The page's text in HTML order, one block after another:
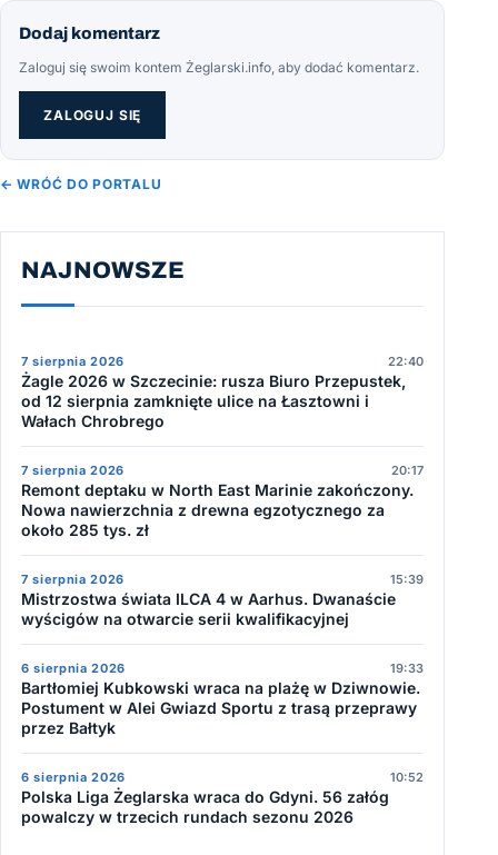
Dodaj komentarz
Zaloguj się swoim kontem Żeglarski.info, aby dodać komentarz.
ZALOGUJ SIĘ
← WRÓĆ DO PORTALU
NAJNOWSZE
7 sierpnia 2026 22:40
Żagle 2026 w Szczecinie: rusza Biuro Przepustek,
od 12 sierpnia zamknięte ulice na Łasztowni i
Wałach Chrobrego
7 sierpnia 2026 20:17
Remont deptaku w North East Marinie zakończony.
Nowa nawierzchnia z drewna egzotycznego za
około 285 tys. zł
7 sierpnia 2026 15:39
Mistrzostwa świata ILCA 4 w Aarhus. Dwanaście
wyścigów na otwarcie serii kwalifikacyjnej
6 sierpnia 2026 19:33
Bartłomiej Kubkowski wraca na plażę w Dziwnowie.
Postument w Alei Gwiazd Sportu z trasą przeprawy
przez Bałtyk
6 sierpnia 2026 10:52
Polska Liga Żeglarska wraca do Gdyni. 56 załóg
powalczy w trzecich rundach sezonu 2026